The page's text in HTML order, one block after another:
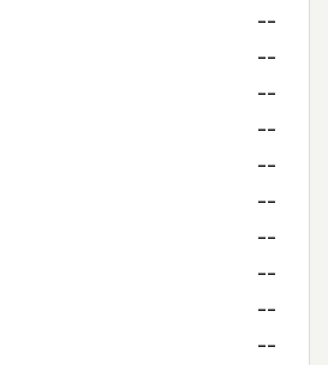
--
--
--
--
--
--
--
--
--
--